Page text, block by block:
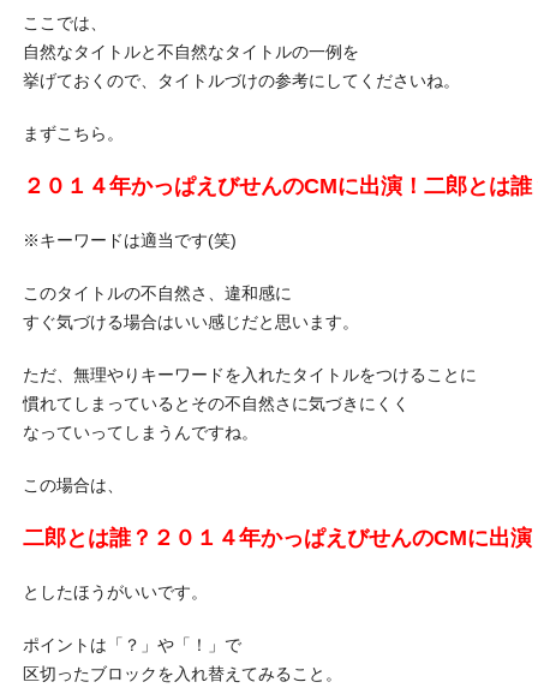
ここでは、
自然なタイトルと不自然なタイトルの一例を
挙げておくので、タイトルづけの参考にしてくださいね。
まずこちら。
２０１４年かっぱえびせんのCMに出演！二郎とは誰
※キーワードは適当です(笑)
このタイトルの不自然さ、違和感に
すぐ気づける場合はいい感じだと思います。
ただ、無理やりキーワードを入れたタイトルをつけることに
慣れてしまっているとその不自然さに気づきにくく
なっていってしまうんですね。
この場合は、
二郎とは誰？２０１４年かっぱえびせんのCMに出演
としたほうがいいです。
ポイントは「？」や「！」で
区切ったブロックを入れ替えてみること。